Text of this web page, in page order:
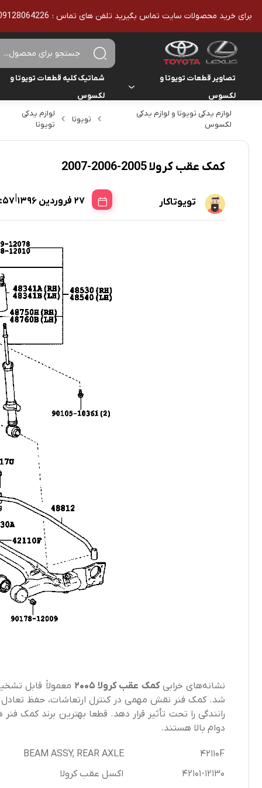
برای خرید محصولات سایت تماس بگیرید تلفن های تماس : 09128064226 - 02136610186 - تمامی محصولات اورجینال هستند
تصاویر قطعات تویوتا و
لکسوس
تویوتا یاریس
لندکروزر
کرولا
CHR
شماتیک کلیه قطعات تویوتا و
لکسوس
تویوتا
لوازم یدکی تویوتا و لوازم یدکی
لکسوس
تویوتا
لوازم یدکی
تویوتا
کمک عقب کرولا 2005-2006-2007
تویوتاکار 27 فروردین 1396
نشانه‌های خرابیکمک عقب کرولا ۲۰۰۵
معمولاً قابل
شد. کمک فنر نقش مهمی در کنترل ارتعاشات، حفظ تعادل
رانندگی را تحت تأثیر قرار دهد. قطعا بهترین برند کمک
دوام بالا هستند.
42110F
BEAM ASSY, REAR AXLE
42101-12130
اکسل عقب کرولا